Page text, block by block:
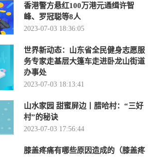
香港警方悬红100万港元通缉许智
峰、罗冠聪等8人
2023-07-03 18:36:05
世界新动态：山东省全民健身志愿服
务专家走基层大篷车走进卧龙山街道
办事处
2023-07-03 18:13:41
山水家园 甜蜜屏边丨腊哈村：“三好
村”的秘诀
2023-07-03 17:56:44
膝盖疼痛有哪些原因造成的（膝盖疼